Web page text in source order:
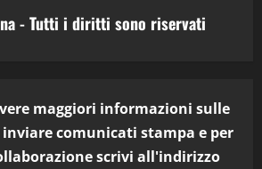
- Tutti i diritti sono riservati
maggiori informazioni sulle
comunicati stampa e per
scrivi all'indirizzo